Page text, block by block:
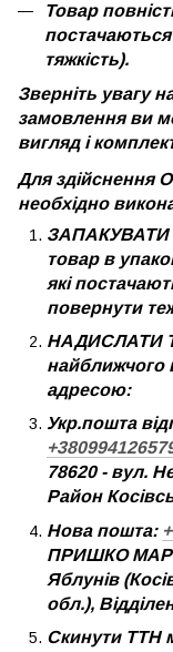
Товар
тяжкість).
Зверніть увагу
замовлення ви
вигляд і
Для
необхідно
ЗАПАКУВАТИ
товар в
які
повернути
НАДИСЛАТИ
найближчого
адресою:
Укр.пошта
78620 - вул.
Район
Нова пошта:
ПРИШКО
Яблунів
обл.),
Скинути ТТН